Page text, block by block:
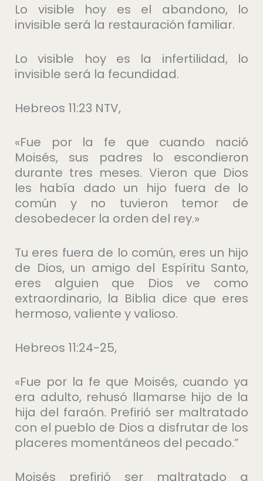
Lo visible hoy es el abandono, lo
invisible será la restauración familiar.
Lo visible hoy es la infertilidad, lo
invisible será la fecundidad.
Hebreos 11:23 NTV,
«Fue por la fe que cuando nació
Moisés, sus padres lo escondieron
durante tres meses. Vieron que Dios
les había dado un hijo fuera de lo
común y no tuvieron temor de
desobedecer la orden del rey.»
Tu eres fuera de lo común, eres un hijo
de Dios, un amigo del Espíritu Santo,
eres alguien que Dios ve como
extraordinario, la Biblia dice que eres
hermoso, valiente y valioso.
Hebreos 11:24-25,
«Fue por la fe que Moisés, cuando ya
era adulto, rehusó llamarse hijo de la
hija del faraón. Prefirió ser maltratado
con el pueblo de Dios a disfrutar de los
placeres momentáneos del pecado.”
Moisés prefirió ser maltratado a